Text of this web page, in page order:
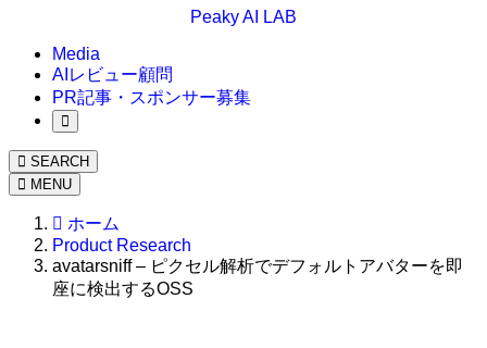
Peaky AI LAB
Media
AIレビュー顧問
PR記事・スポンサー募集
SEARCH
MENU
ホーム
Product Research
avatarsniff – ピクセル解析でデフォルトアバターを即
座に検出するOSS